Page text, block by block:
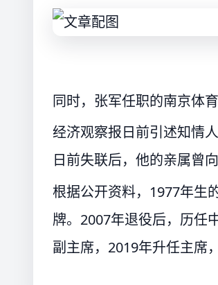
同时，张军任职的南京体
经济观察报日前引述知情
日前失联后，他的亲属曾
根据公开资料，1977年生
牌。2007年退役后，历任
副主席，2019年升任主席